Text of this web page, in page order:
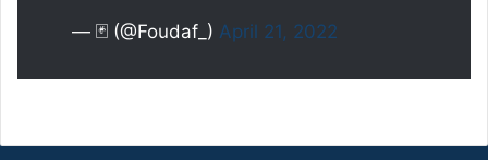
— 🃏 (@Foudaf_) April 21, 2022